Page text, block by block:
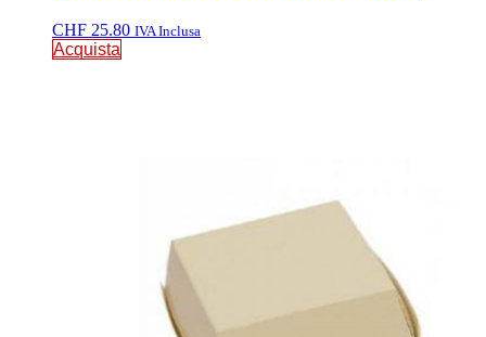
CHF 25.80 IVA Inclusa
Acquista